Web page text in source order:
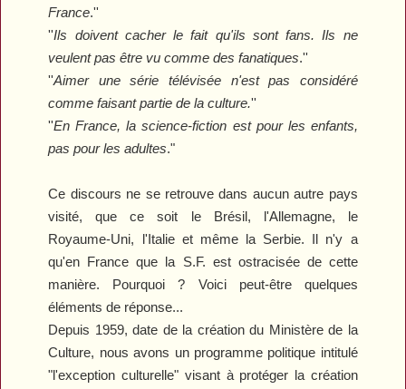
France.''
''Ils doivent cacher le fait qu'ils sont fans. Ils ne
veulent pas être vu comme des fanatiques.''
''Aimer une série télévisée n'est pas considéré
comme faisant partie de la culture.''
''En France, la science-fiction est pour les enfants,
pas pour les adultes."
Ce discours ne se retrouve dans aucun autre pays
visité, que ce soit le Brésil, l'Allemagne, le
Royaume-Uni, l'Italie et même la Serbie. Il n'y a
qu'en France que la S.F. est ostracisée de cette
manière. Pourquoi ? Voici peut-être quelques
éléments de réponse...
Depuis 1959, date de la création du Ministère de la
Culture, nous avons un programme politique intitulé
"l'exception culturelle" visant à protéger la création